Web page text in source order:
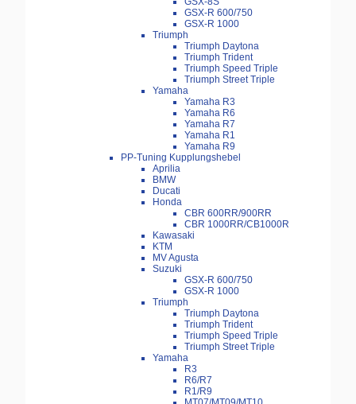
GSX-R 600/750
GSX-R 1000
Triumph
Triumph Daytona
Triumph Trident
Triumph Speed Triple
Triumph Street Triple
Yamaha
Yamaha R3
Yamaha R6
Yamaha R7
Yamaha R1
Yamaha R9
PP-Tuning Kupplungshebel
Aprilia
BMW
Ducati
Honda
CBR 600RR/900RR
CBR 1000RR/CB1000R
Kawasaki
KTM
MV Agusta
Suzuki
GSX-R 600/750
GSX-R 1000
Triumph
Triumph Daytona
Triumph Trident
Triumph Speed Triple
Triumph Street Triple
Yamaha
R3
R6/R7
R1/R9